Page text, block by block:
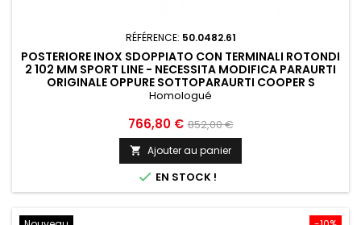
RÉFÉRENCE: 50.0482.61
POSTERIORE INOX SDOPPIATO CON TERMINALI ROTONDI
2 102 MM SPORT LINE - NECESSITA MODIFICA PARAURTI
ORIGINALE OPPURE SOTTOPARAURTI COOPER S
RAGAZZON MINI...
Homologué
Prix
766,80 € Prix
de
base
852,00 €
 Ajouter au panier
 EN STOCK !